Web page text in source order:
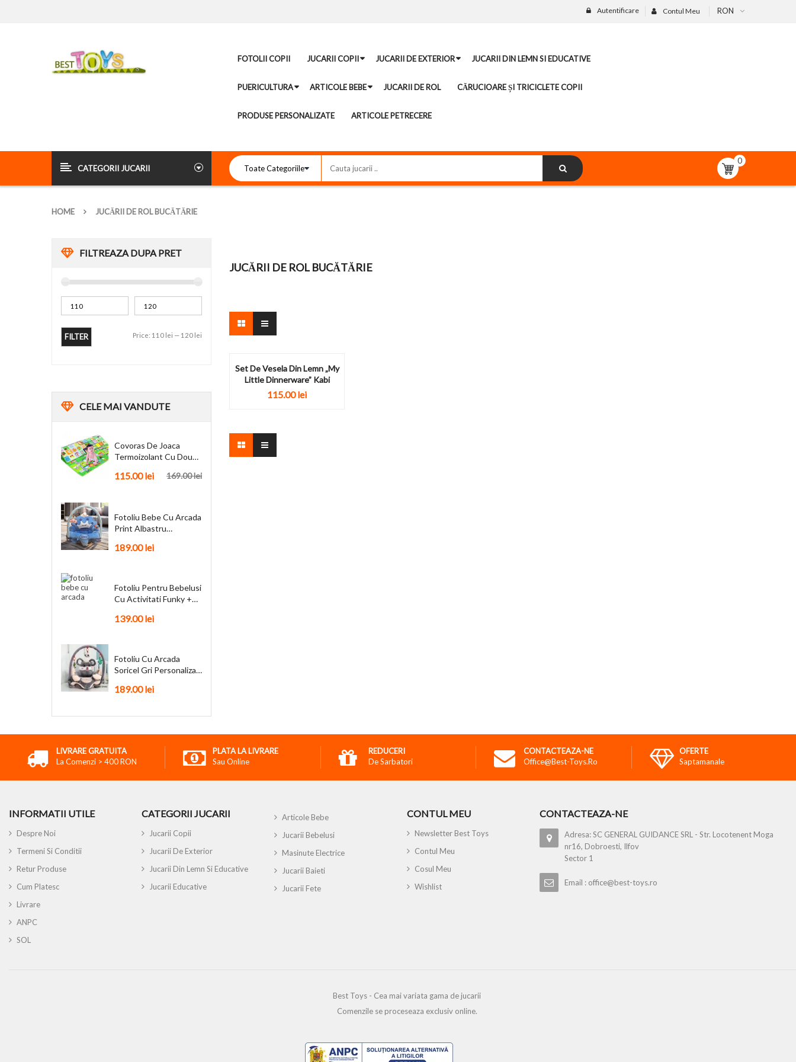
RON
Contul Meu
Autentificare
FOTOLII COPII JUCARII COPII JUCARII DE EXTERIOR JUCARII DIN LEMN SI EDUCATIVE
PUERICULTURA ARTICOLE BEBE JUCARII DE ROL CĂRUCIOARE ȘI TRICICLETE COPII
PRODUSE PERSONALIZATE ARTICOLE PETRECERE
CATEGORII JUCARII
0
HOME JUCĂRII DE ROL BUCĂTĂRIE
FILTREAZA DUPA PRET
FILTER Price: 110 lei — 120 lei
CELEMAI VANDUTE
Covoras De Joaca
Termoizolant Cu Doua
169.00lei
115.00lei
Fotoliu Bebe Cu Arcada
Print Albastru
189.00lei
Fotoliu Pentru Bebelusi
Cu Activitati Funky +
139.00lei
Fotoliu Cu Arcada
Soricel Gri Personalizat
189.00lei
JUCĂRII DE ROL BUCĂTĂRIE
Set De Vesela Din Lemn „My
Little Dinnerware” Kabi
115.00lei
LIVRARE GRATUITA
La Comenzi > 400 RON
PLATA LA LIVRARE
Sau Online
REDUCERI
De Sarbatori
CONTACTEAZA-NE
Office@best-Toys.ro
OFERTE
Saptamanale
INFORMATII UTILE
Despre Noi
Termeni Si Conditii
Retur Produse
Cum Platesc
Livrare
ANPC
SOL
CATEGORII JUCARII
Jucarii Copii
Jucarii De Exterior
Jucarii Din Lemn Si Educative
Jucarii Educative
Articole Bebe
Jucarii Bebelusi
Masinute Electrice
Jucarii Baieti
Jucarii Fete
CONTUL MEU
Newsletter Best Toys
Contul Meu
Cosul Meu
Wishlist
CONTACTEAZA-NE
Adresa: SC GENERAL GUIDANCE SRL - Str. Locotenent Moga
nr16, Dobroesti, Ilfov
Sector 1
Email : office@best-toys.ro
Best Toys - Cea mai variata gama de jucarii
Comenzile se proceseaza exclusiv online.